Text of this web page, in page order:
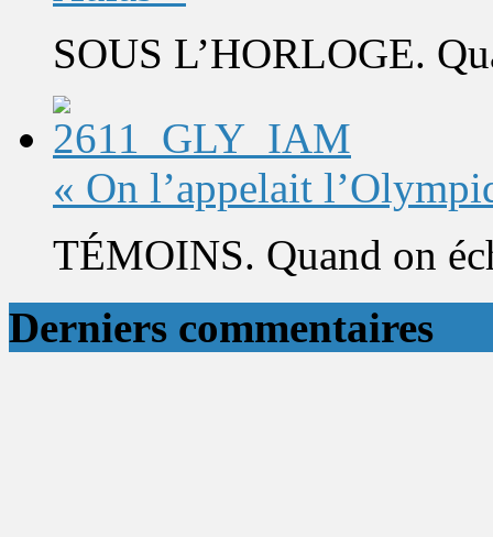
SOUS L’HORLOGE.
« On l’appelait
TÉMOINS. Quand on
Derniers commentaires